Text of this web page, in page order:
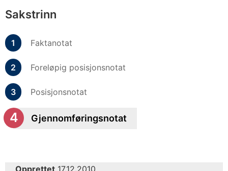
Sakstrinn
Faktanotat
Foreløpig posisjonsnotat
Posisjonsnotat
Gjennomføringsnotat
Opprettet 17.12.2010